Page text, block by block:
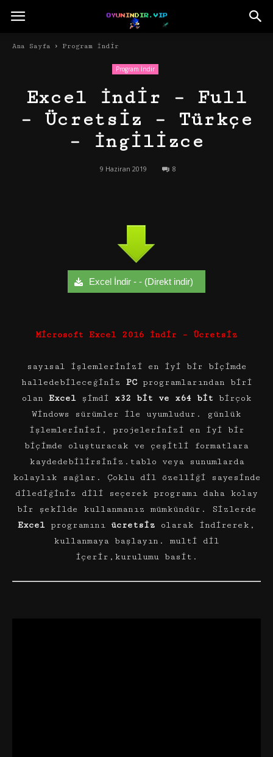
Ana Sayfa Program İndir
Program İndir
Excel İndir – Full
– Ücretsiz – Türkçe
– İngilizce
9 Haziran 2019 8
Excel İndir - - (Direkt indir)
Microsoft Excel 2016 İndir – Ücretsiz
sayısal işlemlerinizi en iyi bir biçimde
halledebileceğiniz PCprogramlarından biri
olan Excelşimdi x32 bit ve x64 bit birçok
Windows sürümler ile uyumludur. günlük
işlemlerinizi, projelerinizi en iyi bir
biçimde oluşturacak ve çeşitli formatlara
kaydedebilirsiniz.tablo veya sunumlarda
kolaylık sağlar. Çoklu dil özelliği sayesinde
dilediğiniz dili seçerek programı daha kolay
bir şekilde kullanmanız mümkündür. Sizlerde
Excel programını ücretsiz olarak indirerek,
kullanmaya başlayın. multi dil
içerir,kurulumu basit.